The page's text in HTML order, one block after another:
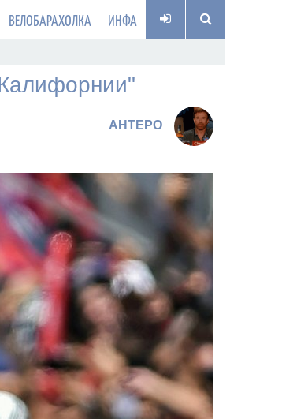
ВЕЛОБАРАХОЛКА ИНФА
AHTEPO